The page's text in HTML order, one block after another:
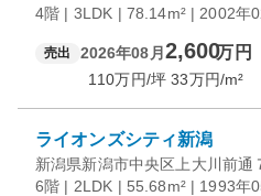
4階 | 3LDK | 78.14m² | 2002年
売出 2026年08月 2,600万円
110万円/坪 33万円/m²
ライオンズシティ新潟
新潟県新潟市中央区上大川前通
6階 | 2LDK | 55.68m² | 1993年